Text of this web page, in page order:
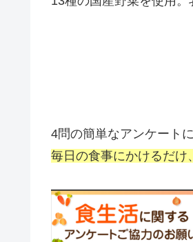
4問の簡単なアンケート
毎日の食事にかけるだけ